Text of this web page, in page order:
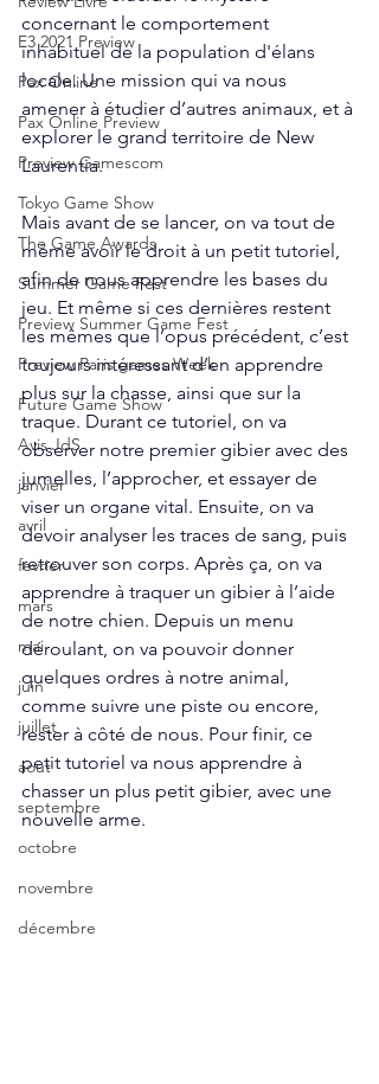
E3 2021 Preview
Pax Online
Pax Online Preview
Preview Gamescom
Tokyo Game Show
The Game Awards
Summer Game Fest
Preview Summer Game Fest
Preview Paris games Week
Future Game Show
Avis JdS
janvier
avril
fevrier
mars
mai
juin
juillet
aout
septembre
octobre
novembre
décembre
concernant le comportement
inhabituel de la population d'élans
locale. Une mission qui va nous
amener à étudier d’autres animaux, et à
explorer le grand territoire de New
Laurentia.
Mais avant de se lancer, on va tout de
même avoir le droit à un petit tutoriel,
afin de nous apprendre les bases du
jeu. Et même si ces dernières restent
les mêmes que l’opus précédent, c’est
toujours intéressant d’en apprendre
plus sur la chasse, ainsi que sur la
traque. Durant ce tutoriel, on va
observer notre premier gibier avec des
jumelles, l’approcher, et essayer de
viser un organe vital. Ensuite, on va
devoir analyser les traces de sang, puis
retrouver son corps. Après ça, on va
apprendre à traquer un gibier à l’aide
de notre chien. Depuis un menu
déroulant, on va pouvoir donner
quelques ordres à notre animal,
comme suivre une piste ou encore,
rester à côté de nous. Pour finir, ce
petit tutoriel va nous apprendre à
chasser un plus petit gibier, avec une
nouvelle arme.